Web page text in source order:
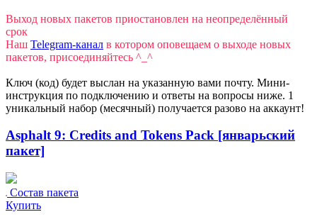
Выход новых пакетов приостановлен на неопределённый
срок
Наш Telegram-канал в котором оповещаем о выходе новых
пакетов, присоединяйтесь ^_^
Ключ (код) будет выслан на указанную вами почту. Мини-
инструкция по подключению и ответы на вопросы ниже. 1
уникальный набор (месячный) получается разово на аккаунт!
Asphalt 9: Credits and Tokens Pack [январьский
пакет]
Состав пакета
Купить